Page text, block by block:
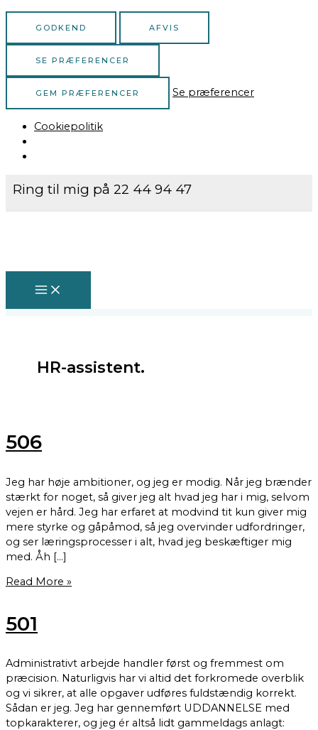
GODKEND AFVIS
SE PRÆFERENCER
GEM PRÆFERENCER Se præferencer
Cookiepolitik
Ring til mig på 22 44 94 47
HR-assistent.
506
Jeg har høje ambitioner, og jeg er modig. Når jeg brænder
stærkt for noget, så giver jeg alt hvad jeg har i mig, selvom
vejen er hård. Jeg har erfaret at modvind tit kun giver mig
mere styrke og gåpåmod, så jeg overvinder udfordringer,
og ser læringsprocesser i alt, hvad jeg beskæftiger mig
med. Åh […]
Read More »
501
Administrativt arbejde handler først og fremmest om
præcision. Naturligvis har vi altid det forkromede overblik
og vi sikrer, at alle opgaver udføres fuldstændig korrekt.
Sådan er jeg. Jeg har gennemført UDDANNELSE med
topkarakterer, og jeg ér altså lidt gammeldags anlagt: